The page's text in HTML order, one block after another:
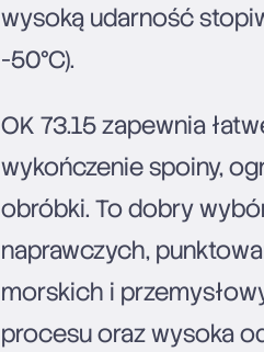
wysoką udarność
-50°C).
OK 73.15 zapewnia
wykończenie spoiny,
obróbki. To dobry
naprawczych,
morskich i
procesu oraz wysoka